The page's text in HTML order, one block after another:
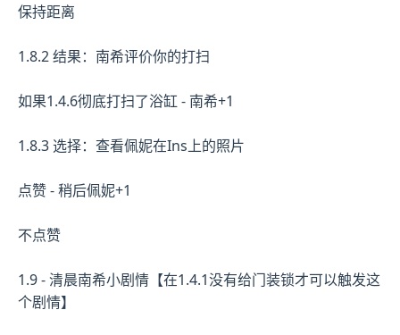
保持距离
1.8.2 结果：南希评价你的打扫
如果1.4.6彻底打扫了浴缸 - 南希+1
1.8.3 选择：查看佩妮在Ins上的照片
点赞 - 稍后佩妮+1
不点赞
1.9 - 清晨南希小剧情【在1.4.1没有给门装锁才可以触发这
个剧情】